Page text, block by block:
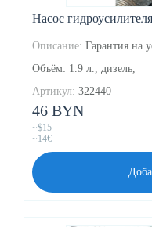
Насос
Описание: Гарантия на
Объём: 1.9 л., дизель,
Артикул: 322440
46 BYN
~$15
~14€